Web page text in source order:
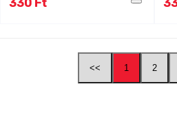
330 Ft
<< 1 2